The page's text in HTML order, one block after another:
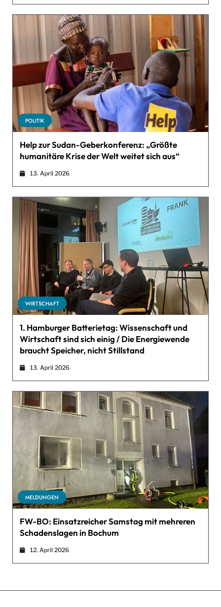
POLITIK
Help zur Sudan-Geberkonferenz: „Größte
humanitäre Krise der Welt weitet sich aus“
13. April 2026
WIRTSCHAFT
1. Hamburger Batterietag: Wissenschaft und
Wirtschaft sind sich einig / Die Energiewende
braucht Speicher, nicht Stillstand
13. April 2026
MELDUNGEN
FW-BO: Einsatzreicher Samstag mit mehreren
Schadenslagen in Bochum
12. April 2026